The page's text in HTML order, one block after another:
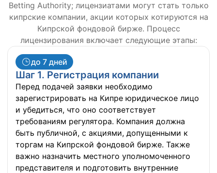
Betting Authority; лицензиатами могут стать только
кипрские компании, акции которых котируются на
Кипрской фондовой бирже. Процесс
лицензирования включает следующие этапы:
Шаг 1. Регистрация компании
до 7 дней
Перед подачей заявки необходимо
зарегистрировать на Кипре юридическое лицо
и убедиться, что оно соответствует
требованиям регулятора. Компания должна
быть публичной, с акциями, допущенными к
торгам на Кипрской фондовой бирже. Также
важно назначить местного уполномоченного
представителя и подготовить внутренние